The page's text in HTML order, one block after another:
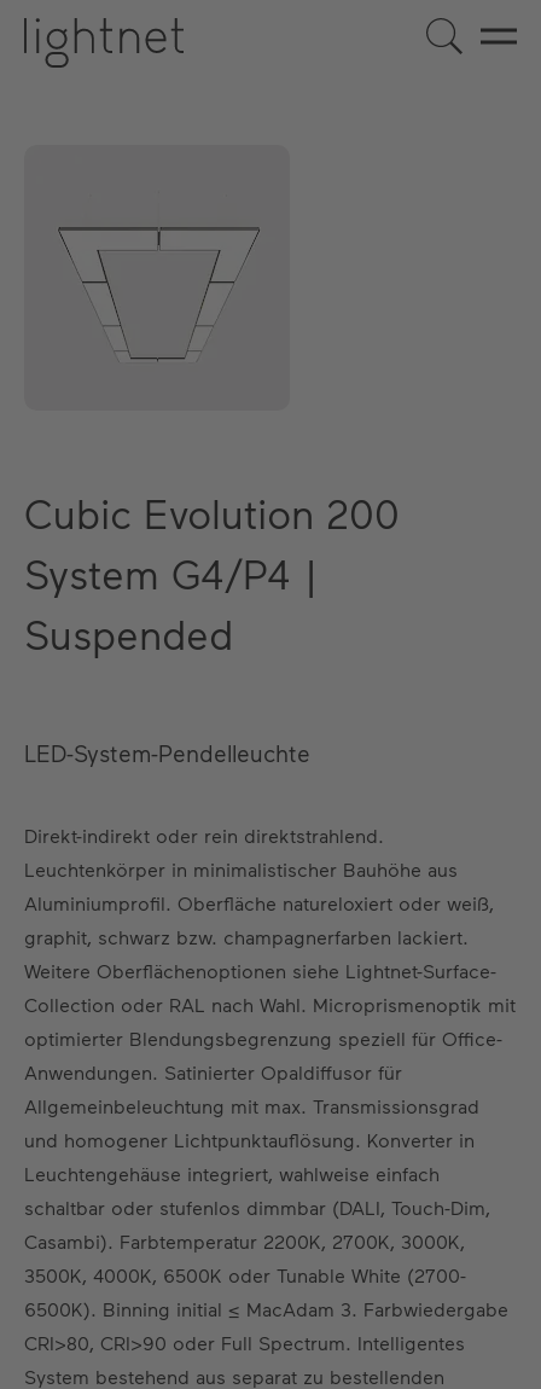
Cubic Evolution 200
System G4/P4 |
Suspended
LED-System-Pendelleuchte
Direkt-indirekt oder rein direktstrahlend.
Leuchtenkörper in minimalistischer Bauhöhe aus
Aluminiumprofil. Oberfläche natureloxiert oder weiß,
graphit, schwarz bzw. champagnerfarben lackiert.
Weitere Oberflächenoptionen siehe Lightnet-Surface-
Collection oder RAL nach Wahl. Microprismenoptik mit
optimierter Blendungsbegrenzung speziell für Office-
Anwendungen. Satinierter Opaldiffusor für
Allgemeinbeleuchtung mit max. Transmissionsgrad
und homogener Lichtpunktauflösung. Konverter in
Leuchtengehäuse integriert, wahlweise einfach
schaltbar oder stufenlos dimmbar (DALI, Touch-Dim,
Casambi). Farbtemperatur 2200K, 2700K, 3000K,
3500K, 4000K, 6500K oder Tunable White (2700-
6500K). Binning initial ≤ MacAdam 3. Farbwiedergabe
CRI>80, CRI>90 oder Full Spectrum. Intelligentes
System bestehend aus separat zu bestellenden